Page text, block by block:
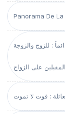
Panorama De
: للزوج والزوجة
المقبلين على الزواج
: قوت لا تموت